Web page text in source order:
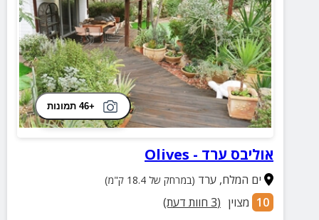
+46 תמונות
אוליבס ערד - Olives
ים המלח,ערד (במרחק של 18.4 ק"מ)
10 מצוין (
3 חוות דעת)